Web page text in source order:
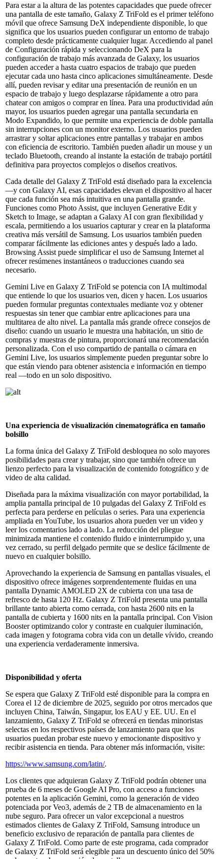
Para estar a la altura de las potentes capacidades que puede ofrecer
una pantalla de este tamaño, Galaxy Z TriFold es el primer teléfono
móvil que ofrece Samsung DeX independiente disponible, lo que
significa que los usuarios pueden configurar un entorno de trabajo
completo desde prácticamente cualquier lugar. Accediendo al panel
de Configuración rápida y seleccionando DeX para la
configuración de trabajo más avanzada de Galaxy, los usuarios
pueden acceder a hasta cuatro espacios de trabajo que pueden
ejecutar cada uno hasta cinco aplicaciones simultáneamente. Desde
allí, pueden revisar y editar una presentación de reunión en un
espacio de trabajo y luego desplazarse rápidamente a otro para
chatear con amigos o comprar en línea. Para una productividad aún
mayor, los usuarios pueden agregar una pantalla secundaria en
Modo Expandido, lo que permite una experiencia de doble pantalla
sin interrupciones con un monitor externo. Los usuarios pueden
arrastrar y soltar aplicaciones entre pantallas y trabajar en ambos
con eficiencia de escritorio. También pueden añadir un mouse y un
teclado Bluetooth, creando al instante la estación de trabajo portátil
definitiva para proyectos complejos o diseños creativos.
Cada detalle del Galaxy Z TriFold está diseñado para la excelencia
—y con Galaxy AI, esas capacidades elevan el dispositivo al hacer
que cada función sea más intuitiva en una pantalla grande.
Funciones como Photo Assist, que incluyen Generative Edit y
Sketch to Image, se adaptan a Galaxy AI con gran flexibilidad y
escala, permitiendo a los usuarios capturar y crear en la plataforma
creativa más versátil de Samsung. Los usuarios también pueden
comparar fácilmente las ediciones antes y después lado a lado.
Browsing Assist puede simplificar el uso de Samsung Internet al
ofrecer resúmenes instantáneos o traducciones cuando sea
necesario.
Gemini Live en Galaxy Z TriFold se potencia con IA multimodal
que entiende lo que los usuarios ven, dicen y hacen. Los usuarios
pueden formular preguntas contextuales mediante voz y obtener
respuestas sin tener que cambiar entre aplicaciones para una
multitarea de alto nivel. La pantalla más grande ofrece consejos de
diseño: cuando un usuario le muestra una habitación, un sitio de
compras y muestras de pintura, proporcionará una recomendación
personalizada. Con el uso compartido de pantalla o cámara en
Gemini Live, los usuarios simplemente pueden preguntar sobre lo
que están viendo para obtener asistencia e información en tiempo
real —todo en un solo dispositivo.
Una experiencia de visualización cinematográfica en tamaño
bolsillo
La forma única del Galaxy Z TriFold desbloquea no solo mayores
posibilidades para crear y trabajar, sino que también ofrece un
lienzo perfecto para la visualización de contenido fotográfico y de
video de alta calidad.
Diseñada para la máxima visualización con mayor portabilidad, la
amplia pantalla principal de 10 pulgadas del Galaxy Z TriFold es
perfecta para perderse en películas o series. Para una experiencia
ampliada en YouTube, los usuarios ahora pueden ver un video y
leer los comentarios lado a lado. La reducción del pliegue
minimizada mantiene el contenido fluido e ininterrumpido y, una
vez cerrado, su perfil delgado permite que se deslice fácilmente de
nuevo en cualquier bolsillo.
Aprovechando la experiencia de Samsung en pantallas visuales, el
dispositivo ofrece imágenes sorprendentemente fluidas en una
pantalla Dynamic AMOLED 2X de cubierta con una tasa de
refresco de hasta 120 Hz. Galaxy Z TriFold presenta una pantalla
brillante tanto abierta como cerrada, con hasta 2600 nits en la
pantalla de cubierta y 1600 nits en la pantalla principal. Con Vision
Booster optimizando color y contraste en cualquier iluminación,
cada imagen y fotograma cobra vida con un detalle vívido, creando
una experiencia verdaderamente inmersiva.
Disponibilidad y oferta
Se espera que Galaxy Z TriFold esté disponible para la compra en
Corea el 12 de diciembre de 2025, seguido por otros mercados que
incluyen China, Taiwán, Singapur, los EAU y EE. UU. En el
lanzamiento, Galaxy Z TriFold se ofrecerá en tiendas minoristas
selectas en los respectivos países de lanzamiento para que los
usuarios puedan probar este nuevo y emocionante dispositivo y
recibir asistencia en tienda. Para obtener más información, visite:
https://www.samsung.com/latin/.
Los clientes que adquieran Galaxy Z TriFold podrán obtener una
prueba de 6 meses de Google AI Pro, con acceso a funciones
potentes en la aplicación Gemini, como la generación de video
potenciada por Veo3, además de 2 TB de almacenamiento en la
nube seguro. Para ofrecer un valor excepcional a nuestros
estimados clientes de Galaxy Z TriFold, Samsung introduce un
beneficio exclusivo de reparación de pantalla para clientes de
Galaxy Z TriFold. Como parte de este programa, cada comprador
de Galaxy Z TriFold será elegible para un descuento único del 50%